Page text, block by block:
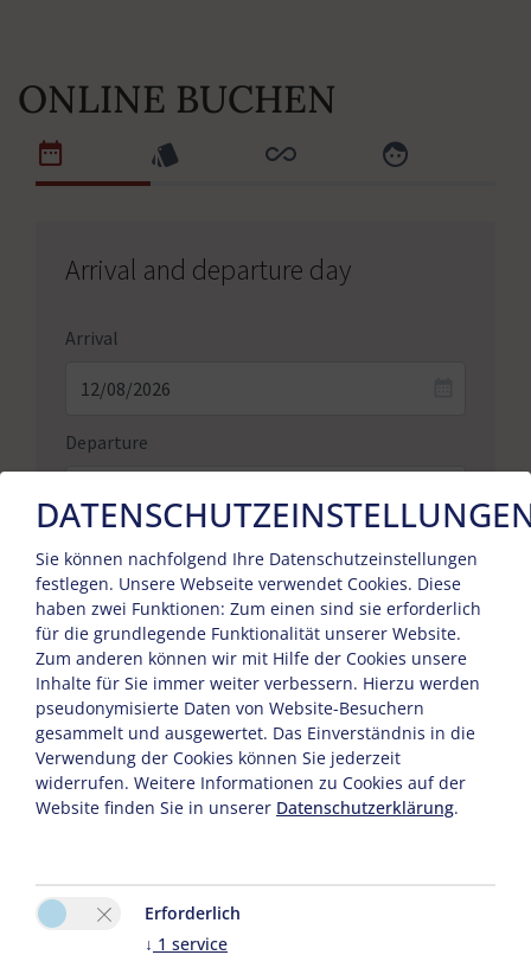
ONLINE BUCHEN
Arrival and departure day
Arrival
Departure
No. of Tops
1.Top
2 adults 0 children
Adults
Children
Sie können nachfolgend Ihre Datenschutzeinstellungen
festlegen. Unsere Webseite verwendet Cookies. Diese
haben zwei Funktionen: Zum einen sind sie erforderlich
für die grundlegende Funktionalität unserer Website.
Zum anderen können wir mit Hilfe der Cookies unsere
Inhalte für Sie immer weiter verbessern. Hierzu werden
pseudonymisierte Daten von Website-Besuchern
gesammelt und ausgewertet. Das Einverständnis in die
Verwendung der Cookies können Sie jederzeit
widerrufen. Weitere Informationen zu Cookies auf der
Website finden Sie in unserer Datenschutzerklärung.
Erforderlich
↓ 1 service